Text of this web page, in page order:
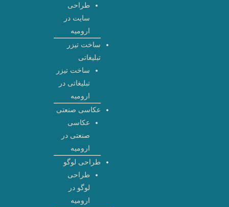
طراحی
سایت در
ارومیه
ساخت تیزر
تبلیغاتی
ساخت تیزر
تبلیغاتی در
ارومیه
عکاسی صنعتی
عکاسی
صنعتی در
ارومیه
طراحی لوگو
طراحی
لوگو در
ارومیه